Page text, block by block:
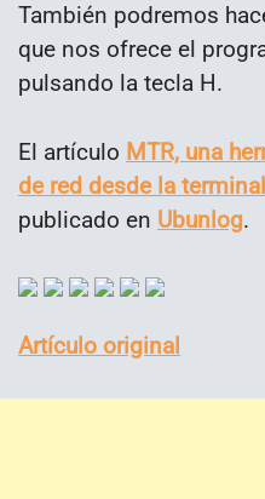
También podremos
que nos ofrece el
pulsando la tecla H.
El artículo MTR, una
de red desde la terminal
publicado en Ubunlog.
Artículo original